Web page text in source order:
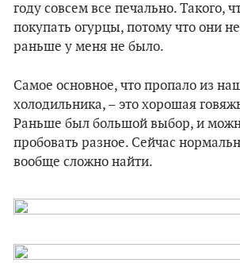
году совсем все печально. Такого,
покупать огурцы, потому что они
раньше у меня не было.
Самое основное, что пропало из
холодильника, – это хорошая
Раньше был большой выбор, и
пробовать разное. Сейчас
вообще сложно найти.